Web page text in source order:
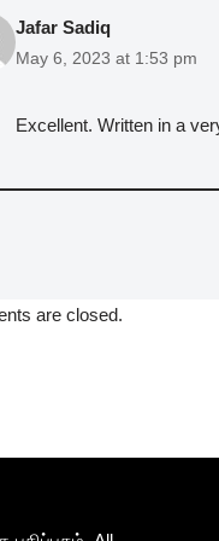
Jafar Sadiq
May 6, 2023 at 1:53 pm
Excellent. Written in a
are closed.